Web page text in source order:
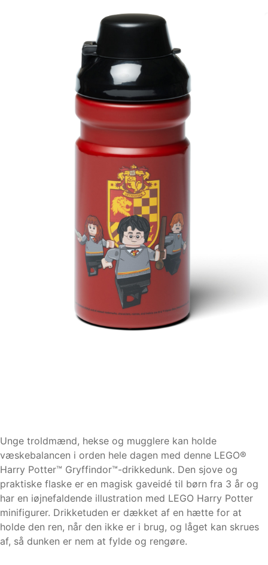
Unge troldmænd, hekse og mugglere kan holde
væskebalancen i orden hele dagen med denne LEGO®
Harry Potter™ Gryffindor™-drikkedunk. Den sjove og
praktiske flaske er en magisk gaveidé til børn fra 3 år og
har en iøjnefaldende illustration med LEGO Harry Potter
minifigurer. Drikketuden er dækket af en hætte for at
holde den ren, når den ikke er i brug, og låget kan skrues
af, så dunken er nem at fylde og rengøre.